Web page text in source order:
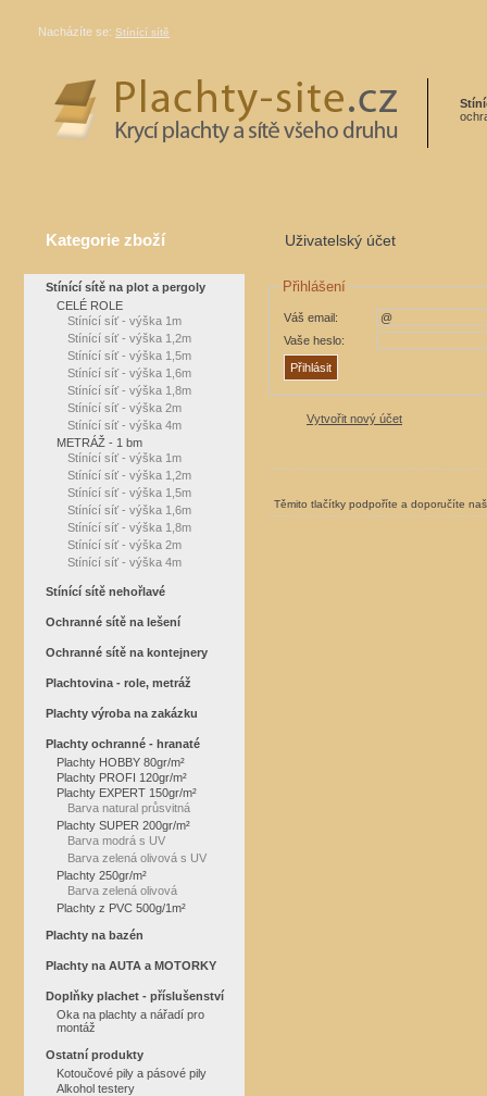
Nacházíte se: Stínící sítě
Uživatelský účet
Přihlášení
Váš email:
Vaše heslo:
Vytvořit nový účet
Těmito tlačítky podpoříte a doporučíte
Kategorie zboží
Stínící sítě na plot a pergoly
CELÉ ROLE
Stínící síť - výška 1m
Stínící síť - výška 1,2m
Stínící síť - výška 1,5m
Stínící síť - výška 1,6m
Stínící síť - výška 1,8m
Stínící síť - výška 2m
Stínící síť - výška 4m
METRÁŽ - 1 bm
Stínící síť - výška 1m
Stínící síť - výška 1,2m
Stínící síť - výška 1,5m
Stínící síť - výška 1,6m
Stínící síť - výška 1,8m
Stínící síť - výška 2m
Stínící síť - výška 4m
Stínící sítě nehořlavé
Ochranné sítě na lešení
Ochranné sítě na kontejnery
Plachtovina - role, metráž
Plachty výroba na zakázku
Plachty ochranné - hranaté
Plachty HOBBY 80gr/m²
Plachty PROFI 120gr/m²
Plachty EXPERT 150gr/m²
Barva natural průsvitná
Plachty SUPER 200gr/m²
Barva modrá s UV
Barva zelená olivová s UV
Plachty 250gr/m²
Barva zelená olivová
Plachty z PVC 500g/1m²
Plachty na bazén
Plachty na AUTA a MOTORKY
Doplňky plachet - příslušenství
Oka na plachty a nářadí pro
montáž
Ostatní produkty
Kotoučové pily a pásové pily
Alkohol testery